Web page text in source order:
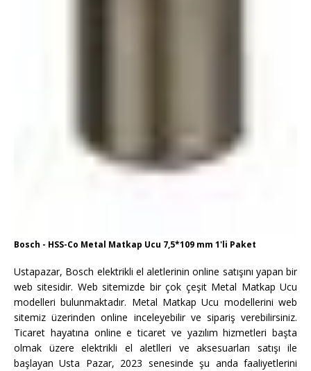
Bosch - HSS-Co Metal Matkap Ucu 7,5*109 mm 1'li Paket
Ustapazar, Bosch elektrikli el aletlerinin online satışını yapan bir
web sitesidir. Web sitemizde bir çok çeşit Metal Matkap Ucu
modelleri bulunmaktadır. Metal Matkap Ucu modellerini web
sitemiz üzerinden online inceleyebilir ve sipariş verebilirsiniz.
Ticaret hayatına online e ticaret ve yazılım hizmetleri başta
olmak üzere elektrikli el aletlleri ve aksesuarları satışı ile
başlayan Usta Pazar, 2023 senesinde şu anda faaliyetlerini